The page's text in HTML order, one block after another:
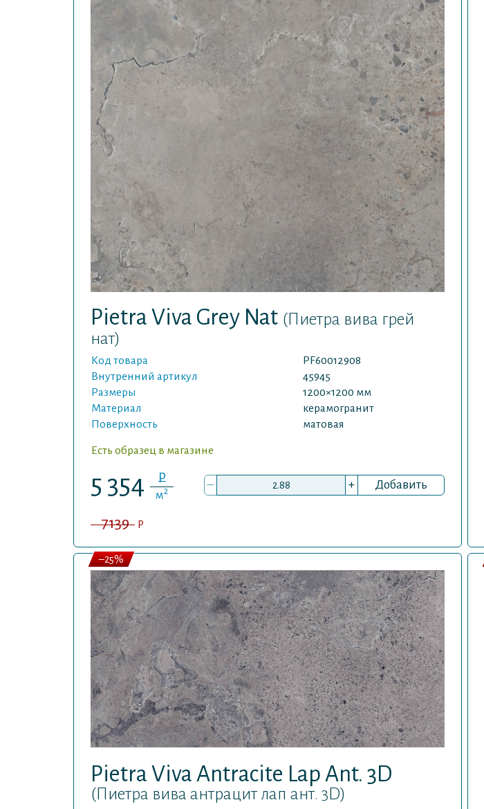
Pietra Viva Grey Nat (Пиетра вива грей
нат)
Код товара
PF60012908
Внутренний артикул
45945
Размеры
1200×1200 мм
Материал
керамогранит
Поверхность
матовая
Есть образец в магазине
5 354 P
м2 – + Добавить
7139 P
Pietra Viva Antracite Lap Ant. 3D
(Пиетра вива антрацит лап ант. 3D)
–25%